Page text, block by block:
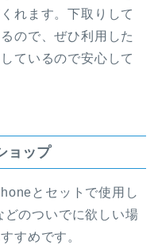
れます。下取りして
ので、ぜひ利用した
ているので安心して
ョップ
とセットで使用し
のついでに欲しい場
すめです。